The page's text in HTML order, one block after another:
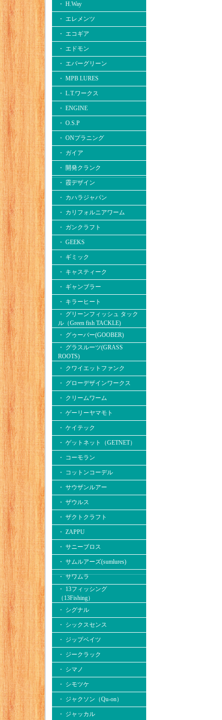
・ H.Way
・ エレメンツ
・ エコギア
・ エドモン
・ エバーグリーン
・ MPB LURES
・ L.T.ワークス
・ ENGINE
・ O.S.P
・ ONプラニング
・ ガイア
・ 開発クランク
・ 霞デザイン
・ カハラジャパン
・ カリフォルニアワーム
・ ガンクラフト
・ GEEKS
・ ギミック
・ キャスティーク
・ ギャンブラー
・ キラーヒート
・ グリーンフィッシュ タック
ル（Green fish TACKLE)
・ グゥーバー(GOOBER)
・ グラスルーツ(GRASS
ROOTS)
・ クワイエットファンク
・ グローデザインワークス
・ クリームワーム
・ ゲーリーヤマモト
・ ケイテック
・ ゲットネット（GETNET）
・ コーモラン
・ コットンコーデル
・ サウザンルアー
・ ザウルス
・ ザクトクラフト
・ ZAPPU
・ サニーブロス
・ サムルアーズ(sumlures)
・ サワムラ
・ 13フィッシング
（13Fishing）
・ シグナル
・ シックスセンス
・ ジップベイツ
・ ジークラック
・ シマノ
・ シモツケ
・ ジャクソン（Qu-on）
・ ジャッカル